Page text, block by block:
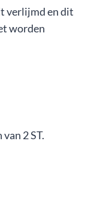
verlijmd en dit
worden
2 ST.